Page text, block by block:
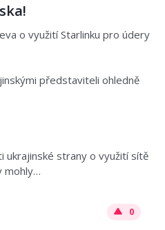
o využití Starlinku pro údery
představiteli ohledně
ukrajinské strany o využití sítě
mohly…
0